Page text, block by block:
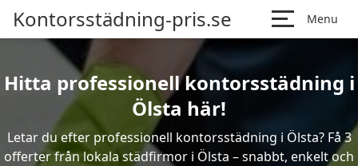
Kontorsstädning-pris.se Menu
Hitta professionell kontorsstädning i
Ölsta här!
Letar du efter professionell kontorsstädning i Ölsta? Få 3
offerter från lokala städfirmor i Ölsta – snabbt, enkelt och